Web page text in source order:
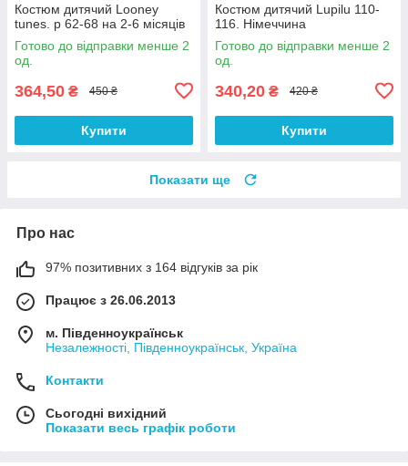
Костюм дитячий Looney
tunes. р 62-68 на 2-6 місяців
Готово до відправки менше 2
од.
364,50 ₴ 450 ₴
Купити
Костюм дитячий Lupilu 110-
116. Німеччина
Готово до відправки менше 2
од.
340,20 ₴ 420 ₴
Купити
Показати ще
Про нас
97% позитивних з 164 відгуків за рік
Працює з 26.06.2013
м. Південноукраїнськ
Незалежності, Південноукраїнськ, Україна
Контакти
Сьогодні вихідний
Показати весь графік роботи